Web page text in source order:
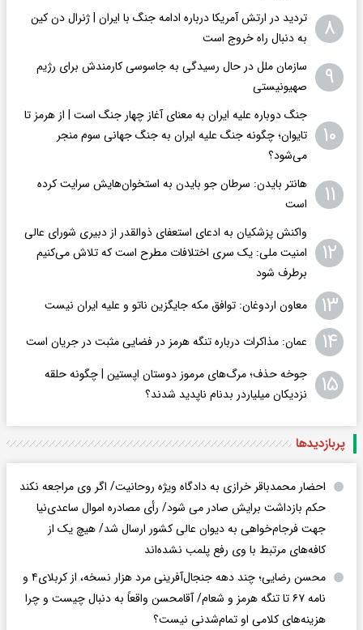
۸
تردید در ارتش آمریکا درباره ادامه جنگ با ایران | ژنرال دن کین
به دنبال راه خروج است
۹
سازمان ملل در حال رسیدگی به جاسوسی کارمندش برای رژیم
صهیونیستی
۱۰
جنگ دوباره علیه ایران به معنای آغاز چهار جنگ است | از هرمز تا
تایوان؛ چگونه جنگ علیه ایران به جنگ جهانی سوم منجر
می‌شود؟
۱۱
هانتر بایدن: سرطان جو بایدن به استخوان‌هایش سرایت کرده
است
۱۲
واکنش پزشکیان به ادعای استعفای ذوالقدر از دبیری شورای عالی
امنیت ملی: یک سری اختلافات مطرح است که تلاش می‌کنیم
برطرف شود
۱۳ معاون اردوغان: توافق مکه جایگزین ناتو و علیه ایران نیست
۱۴ عمان: مذاکرات درباره تنگه هرمز در فضایی مثبت در جریان است
۱۵
جوخه حذف؛ مرگ‌های مرموز دوستان اپستین | چگونه حلقه
نزدیکان میلیاردر بدنام ناپدید شدند؟
پربازدید‌ها
احضار محمدباقر خرازی به دادگاه ویژه روحانیت/ اگر وی مراجعه نکند
حکم بازداشت برایش صادر می شود/ رأی مصادره اموال ساعدی‌نیا
جهت فرجام‌خواهی به دیوان عالی کشور ارسال شد/ هیچ یک از
کافه‌های مرتبط با وی رفع پلمب نشده‌اند
محسن رضایی؛ چند دهه جنجال‌آفرینی مرد هزار نسخه، از کربلای۴ و
نامه ۶۷ تا تنگه هرمز و شعام/ آقا‌محسن واقعاً به دنبال چیست و چرا
هزینه‌های کلامی او تمام‌شدنی نیست؟